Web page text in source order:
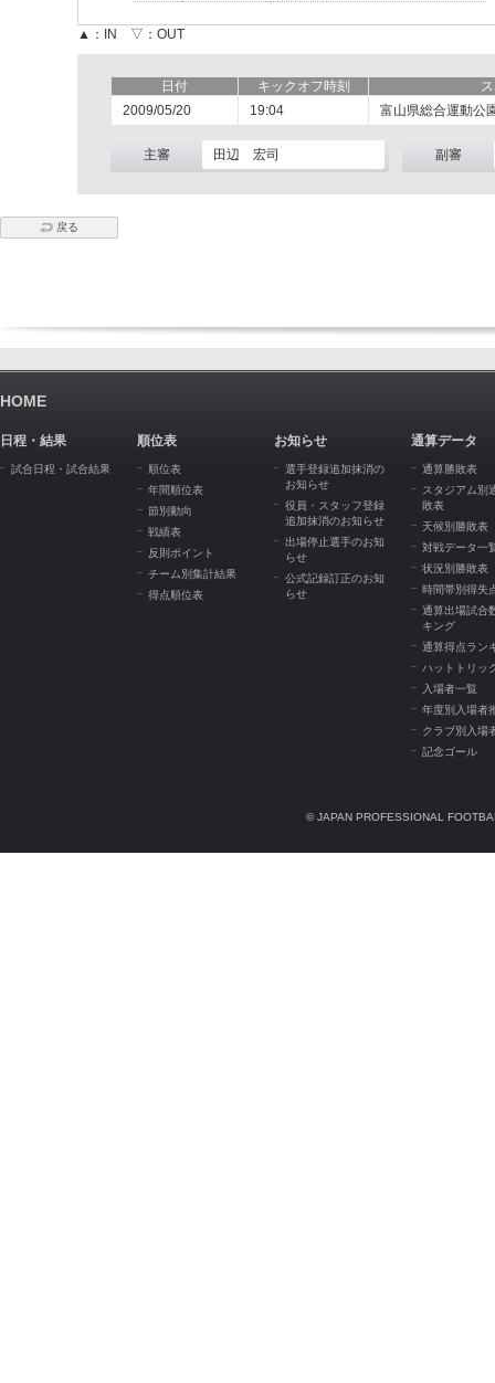
▲：IN ▽：OUT
日付 キックオフ時刻
2009/05/20
19:04 富山県総合運動公
主審 田辺 宏司 副審
戻る
HOME
日程・結果
試合日程・試合結果
順位表
順位表
年間順位表
節別動向
戦績表
反則ポイント
チーム別集計結果
得点順位表
お知らせ
選手登録追加抹消の
お知らせ
役員・スタッフ登録
追加抹消のお知らせ
出場停止選手のお知
らせ
公式記録訂正のお知
らせ
通算データ
通算勝敗表
スタジアム別
敗表
天候別勝敗表
対戦データ一
状況別勝敗表
時間帯別得失
通算出場試合
キング
通算得点ラン
ハットトリッ
入場者一覧
年度別入場者
クラブ別入場
記念ゴール
© JAPAN PROFESSIONAL